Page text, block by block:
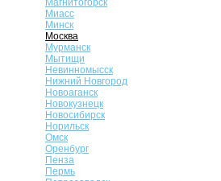
Магнитогорск
Миасс
Минск
Москва
Мурманск
Мытищи
Невинномысск
Нижний Новгород
Новоаганск
Новокузнецк
Новосибирск
Норильск
Омск
Оренбург
Пенза
Пермь